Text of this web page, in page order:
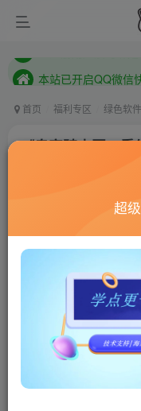
首页 福利专区 绿色软件
《皇家骑士团：重
联网教程： 内附教程
单机教程： 内附教程
不懂的话联系客服！！
本作以《Tactics
画面和音乐等，更将
与时俱进的全新面貌
超